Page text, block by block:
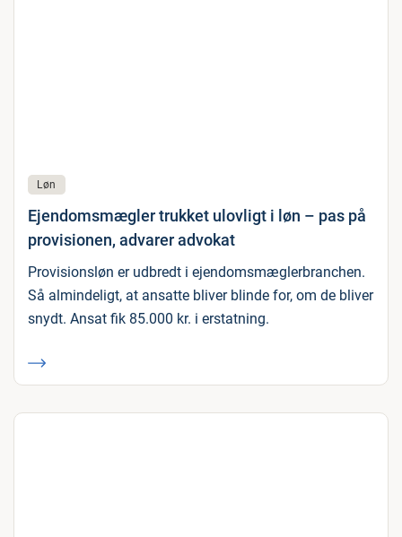
Løn
Ejendomsmægler trukket ulovligt i løn – pas på
provisionen, advarer advokat
Provisionsløn er udbredt i ejendomsmæglerbranchen.
Så almindeligt, at ansatte bliver blinde for, om de bliver
snydt. Ansat fik 85.000 kr. i erstatning.